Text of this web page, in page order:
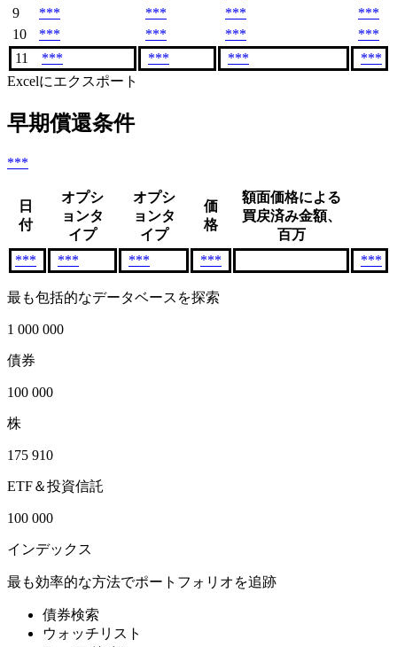
9
*** *** ***
***
10
*** *** ***
***
11
*** *** ***
***
Excelにエクスポート
早期償還条件
***
日
付
オプシ
ョンタ
イプ
オプシ
ョンタ
イプ
価
格
額面価格による
買戻済み金額、
百万
***
*** *** *** ***
最も包括的なデータベースを探索
1 000 000
債券
100 000
株
175 910
ETF＆投資信託
100 000
インデックス
最も効率的な方法でポートフォリオを追跡
債券検索
ウォッチリスト